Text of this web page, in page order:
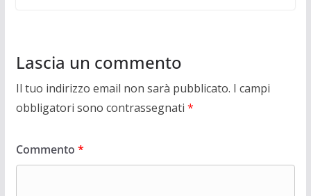
Lascia un commento
Il tuo indirizzo email non sarà pubblicato. I campi
obbligatori sono contrassegnati *
Commento *